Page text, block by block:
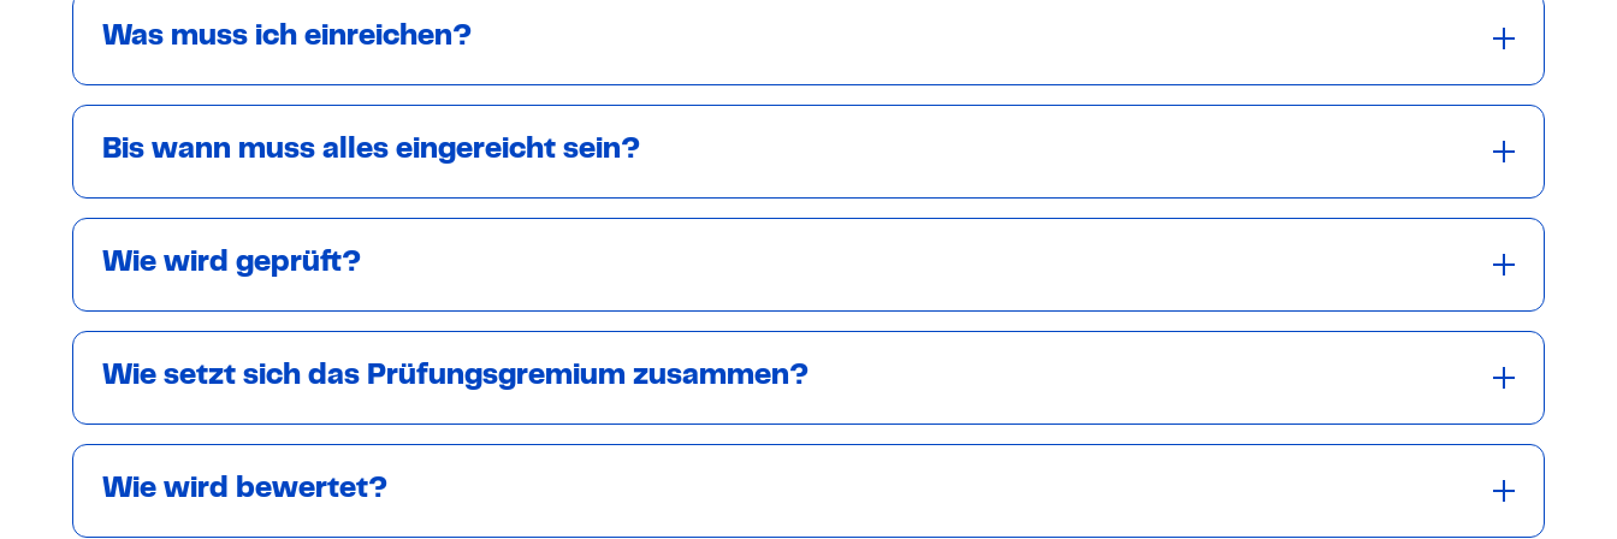
Was muss ich einreichen?
Bis wann muss alles eingereicht sein?
Wie wird geprüft?
Wie setzt sich das Prüfungsgremium zusammen?
Wie wird bewertet?